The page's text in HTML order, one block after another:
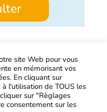
droits réservés
nous !
site Web pour vous
en mémorisant vos
En cliquant sur
l'utilisation de TOUS les
sur "Règlages
consentement sur les